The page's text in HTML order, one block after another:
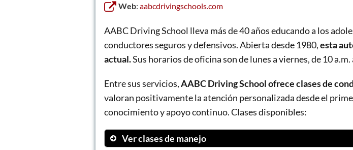
Web: aabcdrivingschools.com
AABC Driving School lleva más de 40 años educando a los
conductores seguros y defensivos. Abierta desde 1980,esta
actual.Sus horarios de oficina son de lunes a viernes, de 10
Entre sus servicios,AABC Driving School ofrece clases de
valoran positivamente la atención personalizada desde el
conocimiento y apoyo continuo. Clases disponibles:
Ver clases de manejo